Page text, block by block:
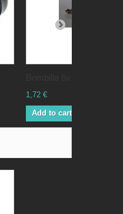
1,72 €
Add to cart